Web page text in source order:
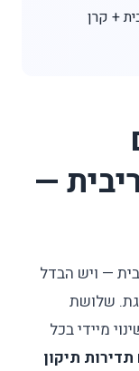
+ קרן
—
— ויש הבדל
שלושת
מיידי בכל
תיקון